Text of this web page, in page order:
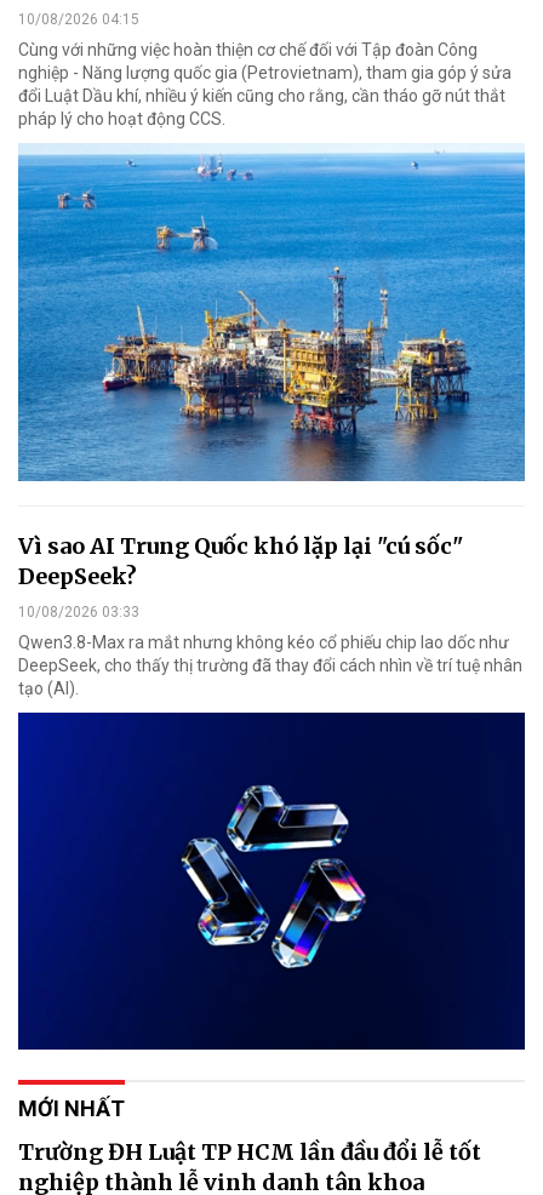
10/08/2026 04:15
Cùng với những việc hoàn thiện cơ chế đối với Tập đoàn Công
nghiệp - Năng lượng quốc gia (Petrovietnam), tham gia góp ý sửa
đổi Luật Dầu khí, nhiều ý kiến cũng cho rằng, cần tháo gỡ nút thắt
pháp lý cho hoạt động CCS.
Vì sao AI Trung Quốc khó lặp lại "cú sốc"
DeepSeek?
10/08/2026 03:33
Qwen3.8-Max ra mắt nhưng không kéo cổ phiếu chip lao dốc như
DeepSeek, cho thấy thị trường đã thay đổi cách nhìn về trí tuệ nhân
tạo (AI).
MỚI NHẤT
Trường ĐH Luật TP HCM lần đầu đổi lễ tốt
nghiệp thành lễ vinh danh tân khoa